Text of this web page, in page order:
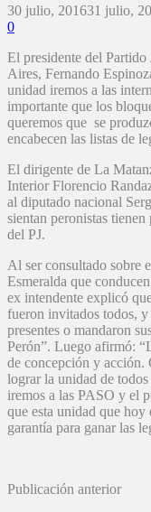
30 julio, 201631 julio,
0
El presidente del
Aires, Fernando
unidad iremos a las
importante que los
queremos que se
encabecen las listas de
El dirigente de La
Interior Florencio
al diputado nacional
sientan peronistas
del PJ.
Al ser consultado sobre
Esmeralda que
ex intendente explicó
fueron invitados todos,
presentes o mandaron
Perón”. Luego afirmó:
de concepción y acción.
lograr la unidad de
iremos a las PASO y el
que esta unidad que hoy
garantía para ganar las
Publicación anterior